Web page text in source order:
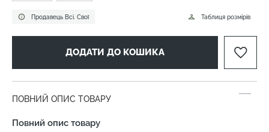
Продавець Всі. Свої Таблиця розмірів
ДОДАТИ ДО КОШИКА
ПОВНИЙ ОПИС ТОВАРУ
Повний опис товару